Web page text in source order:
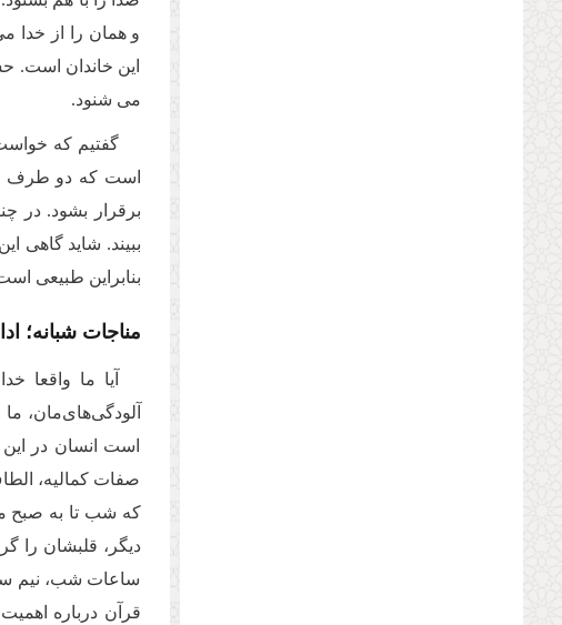
و همان را از خدا
این خاندان است.
می شنود.
گفتیم که
است که دو طرف
برقرار بشود. در
ببیند. شاید گاهی
بنابراین طبیعی
مناجات شبانه؛
آیا ما
آلودگی‌های‌مان،
است انسان در
صفات کمالیه،
که شب تا به صبح
دیگر، قلبشان را
ساعات شب، نیم
قرآن درباره